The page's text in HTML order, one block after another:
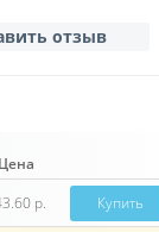
отзыв
Цена
р. Купить